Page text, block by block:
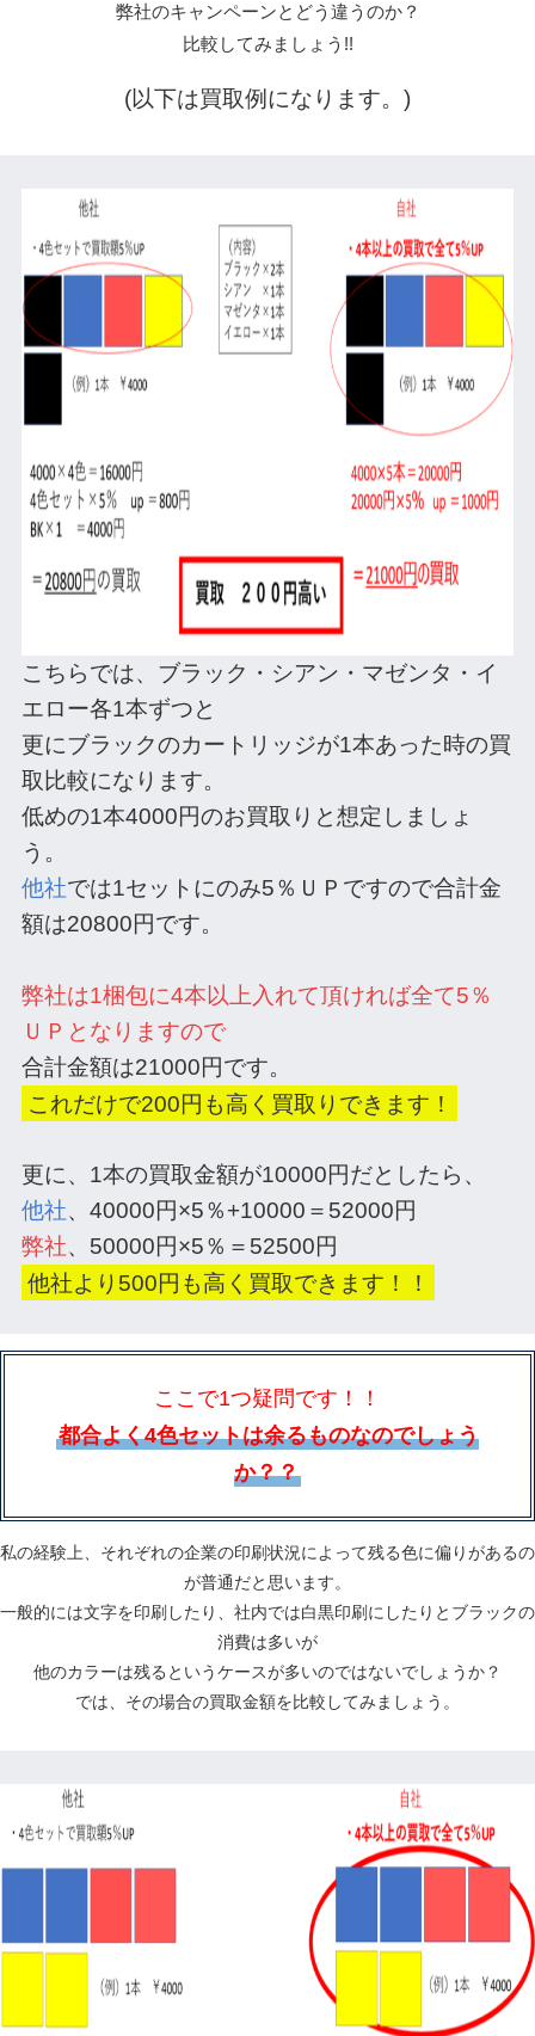
弊社のキャンペーンとどう違うのか？
比較してみましょう!!
(以下は買取例になります。)
こちらでは、ブラック・シアン・マゼンタ・イ
エロー各1本ずつと
更にブラックのカートリッジが1本あった時の買
取比較になります。
低めの1本4000円のお買取りと想定しましょ
う。
他社では1セットにのみ5％ＵＰですので合計金
額は20800円です。
弊社は1梱包に4本以上入れて頂ければ全て5％
ＵＰとなりますので
合計金額は21000円です。
これだけで200円も高く買取りできます！
更に、1本の買取金額が10000円だとしたら、
他社、40000円×5％+10000＝52000円
弊社、50000円×5％＝52500円
他社より500円も高く買取できます！！
ここで1つ疑問です！！
都合よく4色セットは余るものなのでしょう
か？？
私の経験上、それぞれの企業の印刷状況によって残る色に偏りがあるの
が普通だと思います。
一般的には文字を印刷したり、社内では白黒印刷にしたりとブラックの
消費は多いが
他のカラーは残るというケースが多いのではないでしょうか？
では、その場合の買取金額を比較してみましょう。